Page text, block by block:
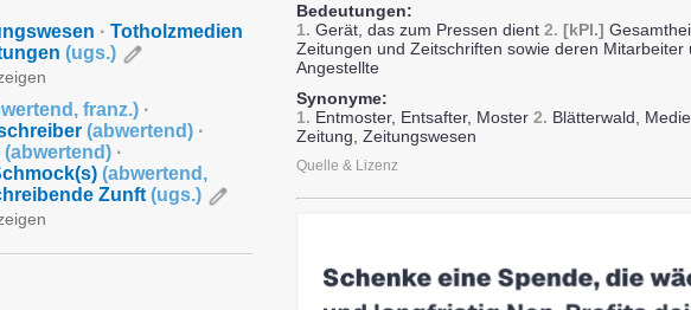
· Totholzmedien
(ugs.)
, franz.) ·
(abwertend) ·
(abwertend) ·
(abwertend ,
Zunft (ugs.)
Bedeutungen:
1. Gerät, das zum Pressen dient 2. [kPl.]
Zeitungen und Zeitschriften sowie deren Mitarbeiter
Angestellte
Synonyme:
1. Entmoster, Entsafter, Moster 2. Blätterwald,
Zeitung, Zeitungswesen
Quelle & Lizenz